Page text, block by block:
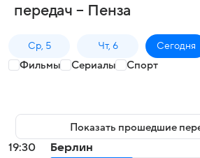
передач – Пенза
Ср, 5 Чт, 6 Сегодня
Фильмы Сериалы Спорт
Показать прошедшие
19:30
Берлин